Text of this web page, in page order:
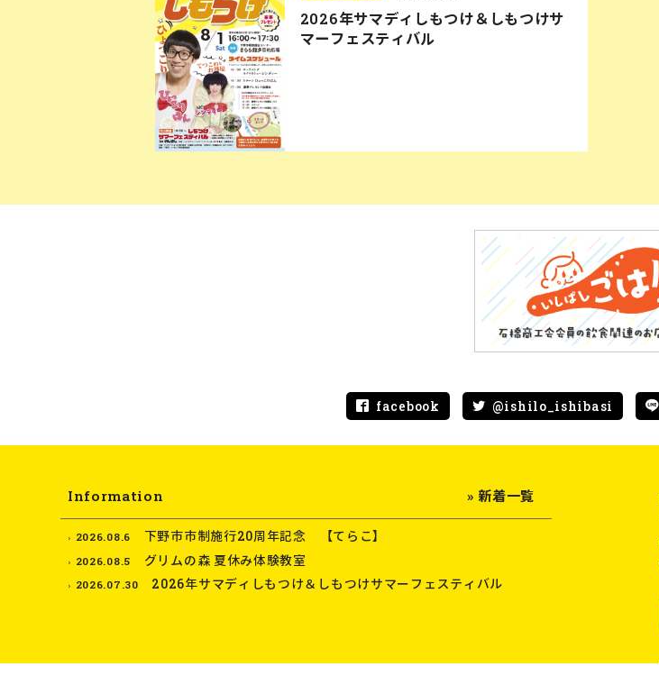
2026年サマディしもつけ＆しもつけサ
マーフェスティバル
facebook @ishilo_ishibasi
Information » 新着一覧
2026.08.6 下野市市制施行20周年記念 【てらこ】
2026.08.5 グリムの森 夏休み体験教室
2026.07.30 2026年サマディしもつけ＆しもつけサマーフェスティバル